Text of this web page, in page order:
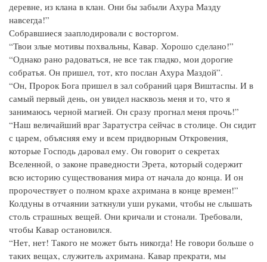
деревне, из клана в клан. Они бы забыли Ахура Мазду
навсегда!”
Собравшиеся зааплодировали с восторгом.
“Твои злые мотивы похвальны, Кавар. Хорошо сделано!”
“Однако рано радоваться, не все так гладко, мои дорогие
собратья. Он пришел, тот, кто послан Ахура Маздой”.
“Он, Пророк Бога пришел в зал собраний царя Виштаспы. И в
самый первый день, он увидел насквозь меня и то, что я
занимаюсь черной магией. Он сразу прогнал меня прочь!”
“Наш величайший враг Заратустра сейчас в столице. Он сидит
с царем, объясняя ему и всем придворным Откровения,
которые Господь даровал ему. Он говорит о секретах
Вселенной, о законе праведности Эрета, который содержит
всю историю существования мира от начала до конца. И он
пророчествует о полном крахе ахримана в конце времен!”
Колдуны в отчаянии заткнули уши руками, чтобы не слышать
столь страшных вещей. Они кричали и стонали. Требовали,
чтобы Кавар остановился.
“Нет, нет! Такого не может быть никогда! Не говори больше о
таких вещах, служитель ахримана. Кавар прекрати, мы